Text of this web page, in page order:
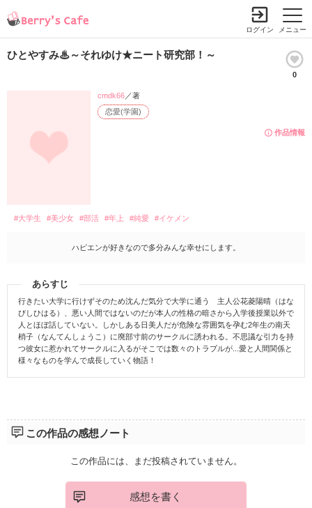
メニュー
ログイン
ひとやすみ♨～それゆけ★ニート研究部！～
0
作品情報
恋愛(学園)
cmdk66／著
#大学生 #美少女 #部活 #年上 #純愛 #イケメン
ハピエンが好きなので多分みんな幸せにします。
あらすじ
行きたい大学に行けずそのため沈んだ気分で大学に通う 主人公花菱陽晴（はな
びしひはる）、悪い人間ではないのだが本人の性格の暗さから入学後授業以外で
人とほぼ話していない。しかしある日美人だが危険な雰囲気を孕む2年生の南天
梢子（なんてんしょうこ）に廃部寸前のサークルに誘われる。不思議な引力を持
つ彼女に惹かれてサークルに入るがそこでは数々のトラブルが...愛と人間関係と
様々なものを学んで成長していく物語！
この作品の感想ノート
この作品には、まだ投稿されていません。
感想を書く